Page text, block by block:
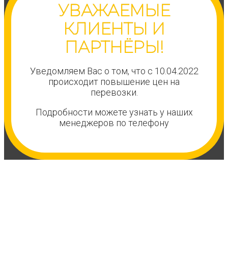
УВАЖАЕМЫЕ
КЛИЕНТЫ И
ПАРТНЁРЫ!
Уведомляем Вас о том, что с 10.04.2022
происходит повышение цен на
перевозки.
Подробности можете узнать у наших
менеджеров по телефону